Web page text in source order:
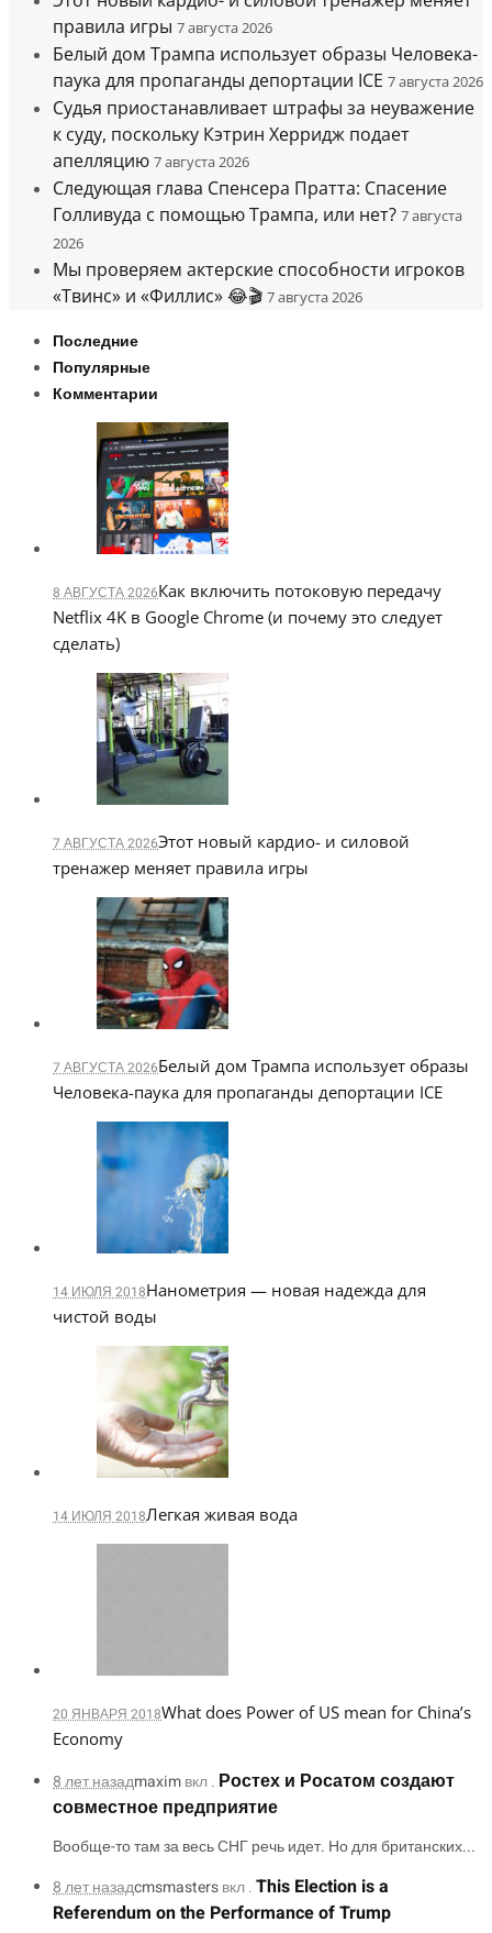
правила игры 7 августа 2026
Белый дом Трампа использует образы Человека-
паука для пропаганды депортации ICE 7 августа 2026
Судья приостанавливает штрафы за неуважение
к суду, поскольку Кэтрин Херридж подает
апелляцию 7 августа 2026
Следующая глава Спенсера Пратта: Спасение
Голливуда с помощью Трампа, или нет? 7 августа
2026
Мы проверяем актерские способности игроков
«Твинс» и «Филлис» 😂🎬 7 августа 2026
Последние
Популярные
Комментарии
8 АВГУСТА 2026Как включить потоковую передачу
Netflix 4K в Google Chrome (и почему это следует
сделать)
7 АВГУСТА 2026Этот новый кардио- и силовой
тренажер меняет правила игры
7 АВГУСТА 2026Белый дом Трампа использует образы
Человека-паука для пропаганды депортации ICE
14 ИЮЛЯ 2018Нанометрия — новая надежда для
чистой воды
14 ИЮЛЯ 2018Легкая живая вода
20 ЯНВАРЯ 2018What does Power of US mean for China’s
Economy
8 лет назадmaximвкл . Ростех и Росатом создают
совместное предприятие
Вообще-то там за весь СНГ речь идет. Но для британских...
8 лет назадcmsmastersвкл .This Election is a
Referendum on the Performance of Trump